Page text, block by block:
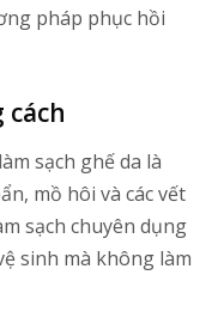
pháp phục hồi
cách
sạch ghế da là
mồ hôi và các vết
sạch chuyên dụng
sinh mà không làm